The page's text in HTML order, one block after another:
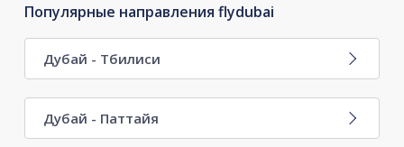
Популярные направления flydubai
Дубай - Тбилиси
Дубай - Паттайя